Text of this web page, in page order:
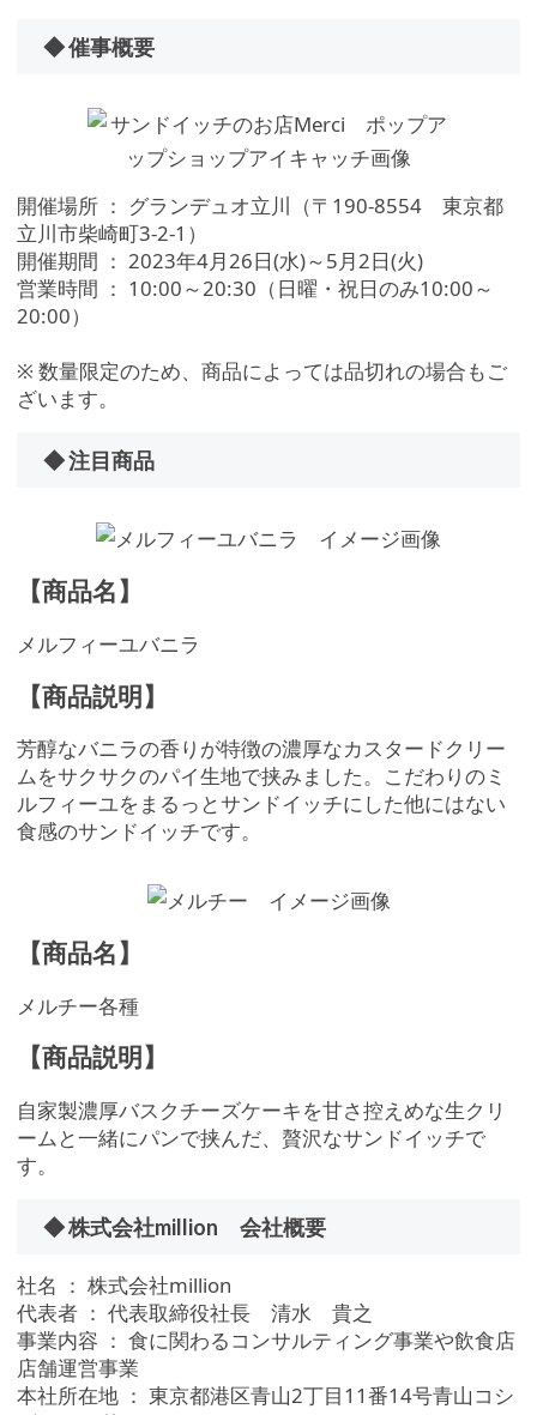
◆ 催事概要
開催場所 ： グランデュオ立川（〒190-8554 東京都
立川市柴崎町3-2-1）
開催期間 ： 2023年4月26日(水)～5月2日(火)
営業時間 ： 10:00～20:30（日曜・祝日のみ10:00～
20:00）
※ 数量限定のため、商品によっては品切れの場合もご
ざいます。
◆ 注目商品
【商品名】
メルフィーユバニラ
【商品説明】
芳醇なバニラの香りが特徴の濃厚なカスタードクリー
ムをサクサクのパイ生地で挟みました。こだわりのミ
ルフィーユをまるっとサンドイッチにした他にはない
食感のサンドイッチです。
【商品名】
メルチー各種
【商品説明】
自家製濃厚バスクチーズケーキを甘さ控えめな生クリ
ームと一緒にパンで挟んだ、贅沢なサンドイッチで
す。
◆ 株式会社million 会社概要
社名 ： 株式会社million
代表者 ： 代表取締役社長 清水 貴之
事業内容 ： 食に関わるコンサルティング事業や飲食店
店舗運営事業
本社所在地 ： 東京都港区青山2丁目11番14号青山コシ